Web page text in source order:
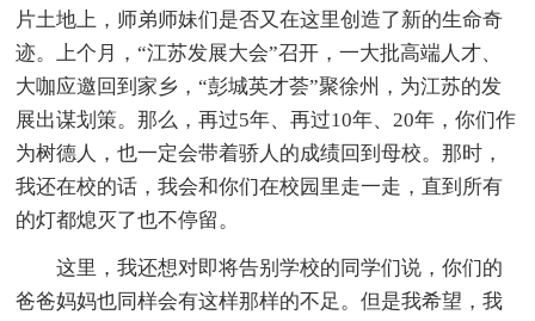
片土地上，师弟师妹们是否又在这里创造了新的生命奇
迹。上个月，“江苏发展大会”召开，一大批高端人才、
大咖应邀回到家乡，“彭城英才荟”聚徐州，为江苏的发
展出谋划策。那么，再过5年、再过10年、20年，你们作
为树德人，也一定会带着骄人的成绩回到母校。那时，
我还在校的话，我会和你们在校园里走一走，直到所有
的灯都熄灭了也不停留。
这里，我还想对即将告别学校的同学们说，你们的
爸爸妈妈也同样会有这样那样的不足。但是我希望，我